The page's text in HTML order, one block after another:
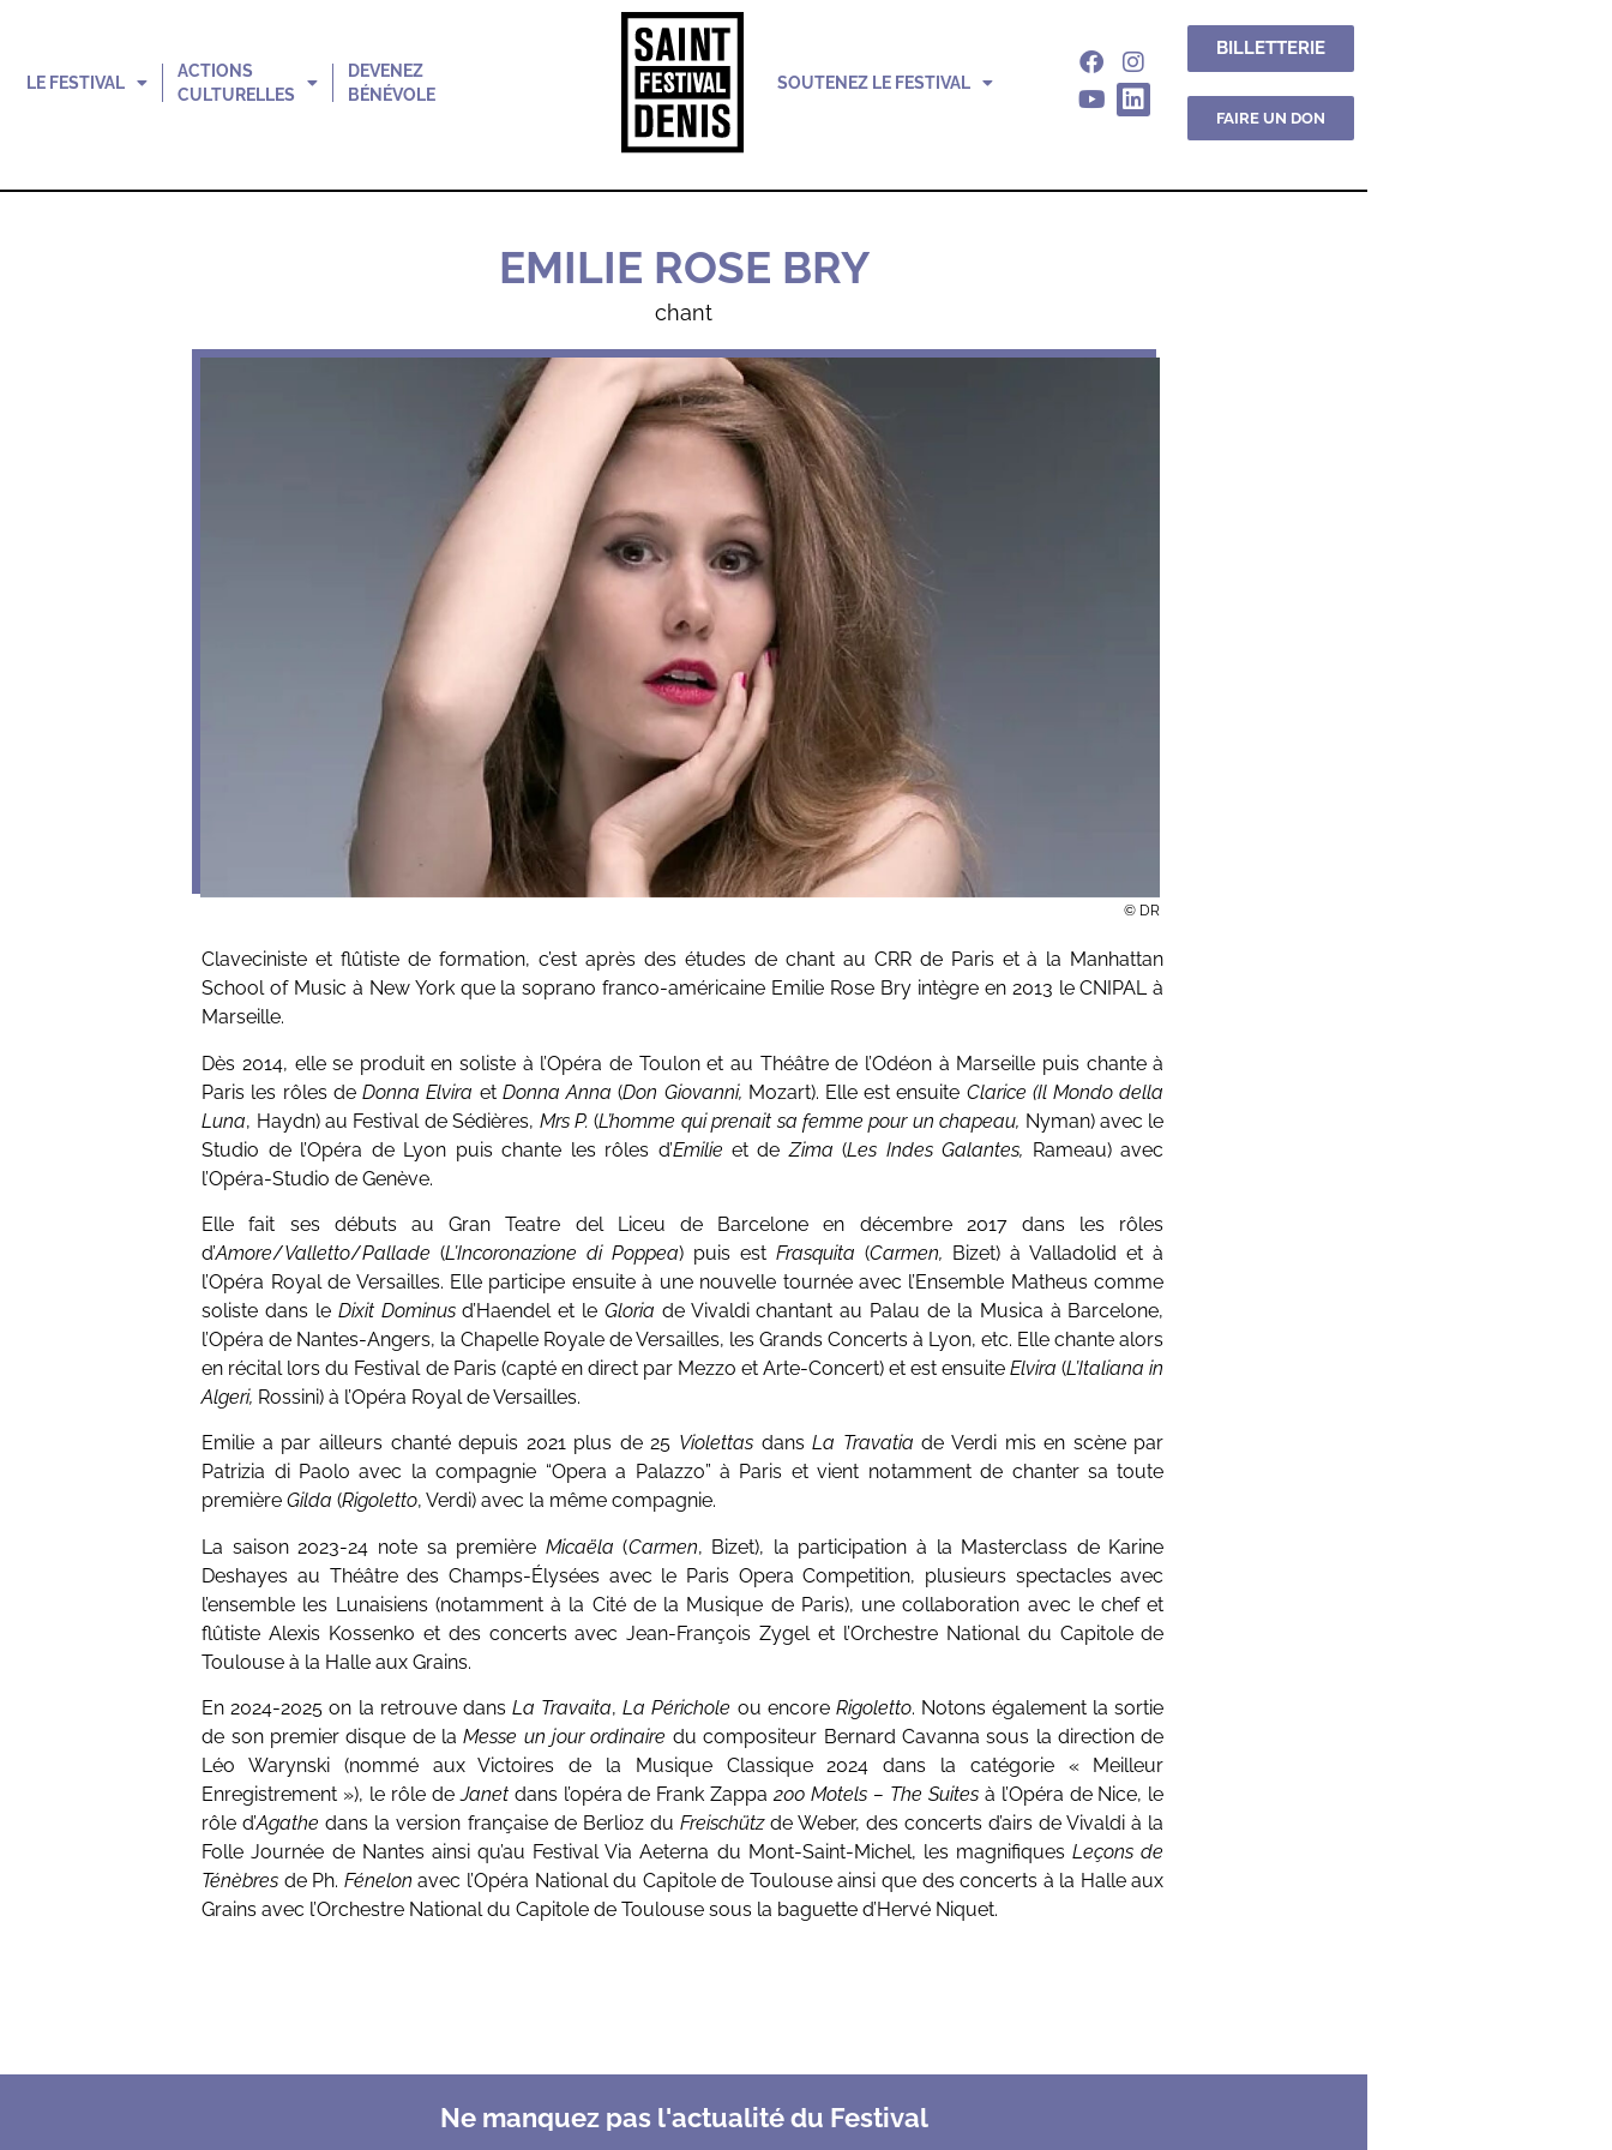
LE FESTIVAL
ACTIONS
CULTURELLES
DEVENEZ
BÉNÉVOLE
SOUTENEZ LE FESTIVAL
BILLETTERIE
FAIRE UN DON
EMILIE ROSE BRY
chant
© DR
Claveciniste et flûtiste de formation, c’est après des études de chant au CRR de Paris et à la Manhattan
School of Music à New York que la soprano franco-américaine Emilie Rose Bry intègre en 2013 le CNIPAL à
Marseille.
Dès 2014, elle se produit en soliste à l’Opéra de Toulon et au Théâtre de l’Odéon à Marseille puis chante à
Paris les rôles deDonna Elvira et Donna Anna (Don Giovanni, Mozart). Elle est ensuite Clarice (Il Mondo della
Luna, Haydn) au Festival de Sédières, Mrs P. (L’homme qui prenait sa femme pour un chapeau, Nyman) avec le
Studio de l’Opéra de Lyon puis chante les rôles d’Emilie et de Zima (Les Indes Galantes, Rameau) avec
l’Opéra-Studio de Genève.
​Elle fait ses débuts au Gran Teatre del Liceu de Barcelone en décembre 2017 dans les rôles
d’Amore/Valletto/Pallade (L’Incoronazione di Poppea) puis estFrasquita (Carmen, Bizet) à Valladolid et à
l’Opéra Royal de Versailles. Elle participe ensuite à une nouvelle tournée avec l’Ensemble Matheus comme
soliste dans le Dixit Dominus d’Haendel et le Gloria de Vivaldi chantant au Palau de la Musica à Barcelone,
l’Opéra de Nantes-Angers, la Chapelle Royale de Versailles, les Grands Concerts à Lyon, etc. Elle chante alors
en récital lors du Festival de Paris (capté en direct par Mezzo et Arte-Concert) et est ensuiteElvira (L’Italiana in
Algeri, Rossini) à l’Opéra Royal de Versailles.
Emilie a par ailleurs chanté depuis 2021 plus de 25 Violettas dansLa Travatia de Verdi mis en scène par
Patrizia di Paolo avec la compagnie “Opera a Palazzo” à Paris et vient notamment de chanter sa toute
premièreGilda (Rigoletto, Verdi) avec la même compagnie.
La saison 2023-24 note sa première Micaëla (Carmen, Bizet), la participation à la Masterclass de Karine
Deshayes au Théâtre des Champs-Élysées avec le Paris Opera Competition, plusieurs spectacles avec
l’ensemble les Lunaisiens (notamment à la Cité de la Musique de Paris), une collaboration avec le chef et
flûtiste Alexis Kossenko et des concerts avec Jean-François Zygel et l’Orchestre National du Capitole de
Toulouse à la Halle aux Grains.
​En 2024-2025 on la retrouve dansLa Travaita,La Périchole ou encore Rigoletto. Notons également la sortie
de son premier disque de laMesse un jour ordinaire du compositeur Bernard Cavanna sous la direction de
Léo Warynski (nommé aux Victoires de la Musique Classique 2024 dans la catégorie « Meilleur
Enregistrement »), le rôle deJanetdans l’opéra de Frank Zappa200 Motels – The Suitesà l’Opéra de Nice, le
rôle d’Agathe dans la version française de Berlioz du Freischützde Weber, des concerts d’airs de Vivaldi à la
Folle Journée de Nantes ainsi qu’au Festival Via Aeterna du Mont-Saint-Michel, les magnifiquesLeçons de
Ténèbres de Ph. Fénelon avec l’Opéra National du Capitole de Toulouse ainsi que des concerts à la Halle aux
Grains avec l’Orchestre National du Capitole de Toulouse sous la baguette d’Hervé Niquet.
Ne manquez pas l'actualité du Festival